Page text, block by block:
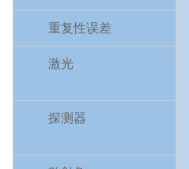
重复性误差
激光
探测器